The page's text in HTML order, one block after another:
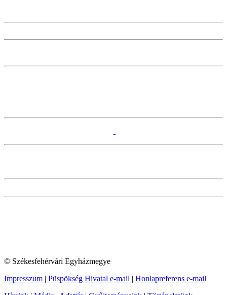
© Székesfehérvári Egyházmegye
Impresszum | Püspökség Hivatal e-mail | Honlapreferens e-mail